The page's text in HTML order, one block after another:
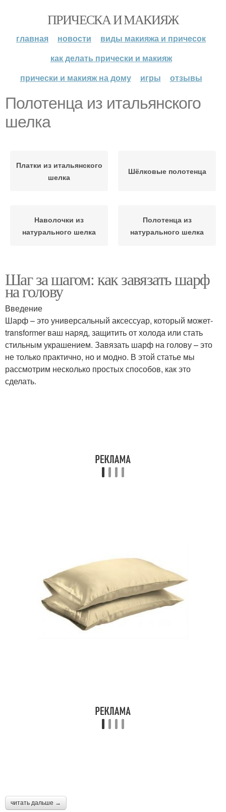
ПРИЧЕСКА И МАКИЯЖ
главная новости
виды макияжа и причесок
как делать прически и макияж
прически и макияж на дому
игры отзывы
Полотенца из итальянского
шелка
Платки из итальянского
шелка
Шёлковые полотенца
Наволочки из
натурального шелка
Полотенца из
натурального шелка
Шаг за шагом: как завязать шарф
на голову
Введение
Шарф – это универсальный аксессуар, который может-
transformer ваш наряд, защитить от холода или стать
стильным украшением. Завязать шарф на голову – это
не только практично, но и модно. В этой статье мы
рассмотрим несколько простых способов, как это
сделать.
читать дальше →